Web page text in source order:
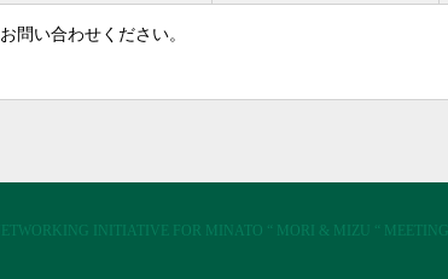
問い合わせください。
INITIATIVE FOR MINATO “ MORI & MIZU “ MEETING